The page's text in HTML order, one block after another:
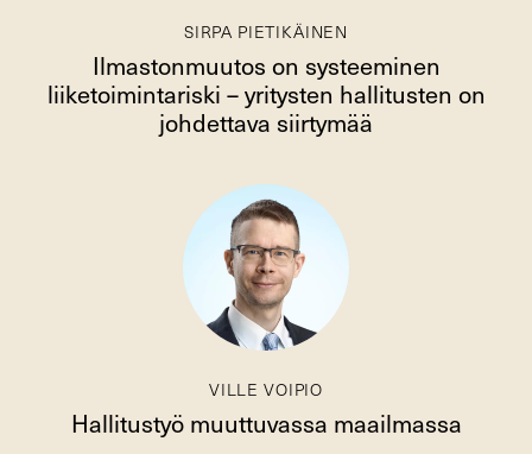
SIRPA PIETIKÄINEN
Ilmastonmuutos on systeeminen
liiketoimintariski – yritysten hallitusten on
johdettava siirtymää
VILLE VOIPIO
Hallitustyö muuttuvassa maailmassa